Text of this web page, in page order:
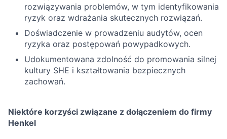
rozwiązywania problemów, w tym identyfikowania
ryzyk oraz wdrażania skutecznych rozwiązań.
Doświadczenie w prowadzeniu audytów, ocen
ryzyka oraz postępowań powypadkowych.
Udokumentowana zdolność do promowania silnej
kultury SHE i kształtowania bezpiecznych
zachowań.
Niektóre korzyści związane z dołączeniem do firmy
Henkel